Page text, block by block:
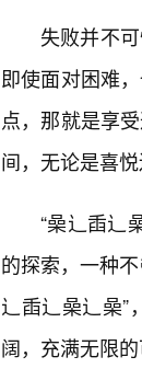
失败并不
即使面对困难
点，那就是享
间，无论是喜
“喿辶臿辶
的探索，一种
辶臿辶喿辶喿”
阔，充满无限的